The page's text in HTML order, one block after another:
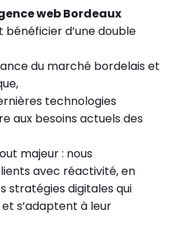
web Bordeaux
bénéficier d’une double
du marché bordelais et
technologies
aux besoins actuels des
majeur : nous
avec réactivité, en
stratégies digitales qui
s’adaptent à leur